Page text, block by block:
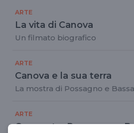
ARTE
La vita di Canova
Un filmato biografico
ARTE
Canova e la sua terra
La mostra di Possagno e
ARTE
Canova tra Possagno e